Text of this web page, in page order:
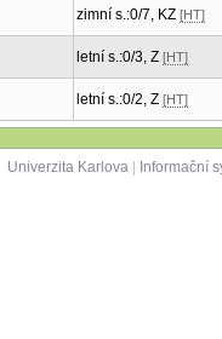
zimní s.:0/7, KZ [HT]
letní s.:0/3, Z [HT]
letní s.:0/2, Z [HT]
Univerzita Karlova| Informační